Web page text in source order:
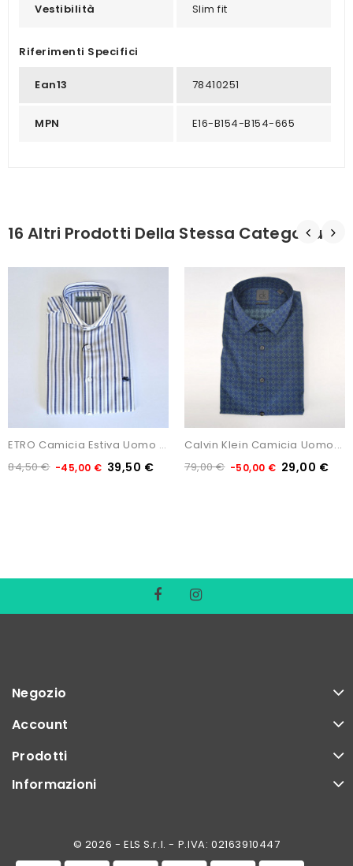
Vestibilità Slim fit
Riferimenti Specifici
Ean13 78410251
MPN E16-B154-B154-665
16 Altri Prodotti Della Stessa Categoria:
ETRO Camicia Estiva Uomo In...
84,50 € -45,00 € 39,50 €
Calvin Klein Camicia Uomo...
79,00 € -50,00 € 29,00 €
Negozio
Account
Prodotti
Informazioni
© 2026 - ELS S.r.l. - P.IVA: 02163910447